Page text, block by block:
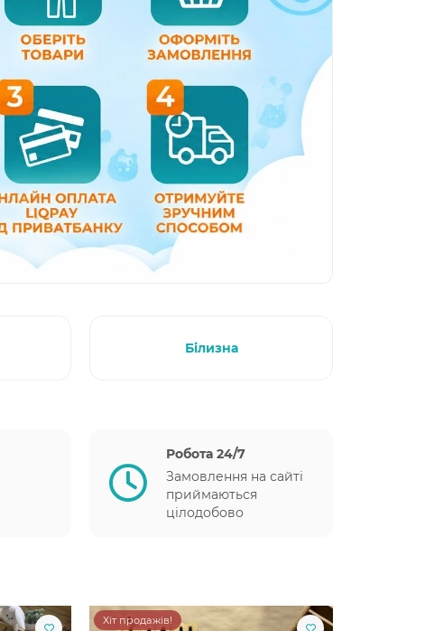
Білизна
Робота 24/7
Замовлення на сайті
приймаються
цілодобово
Хіт продажів!